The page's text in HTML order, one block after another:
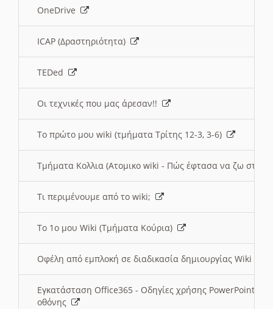
OneDrive
ICAP (Δραστηριότητα)
TEDed
Οι τεχνικές που μας άρεσαν!!
Το πρώτο μου wiki (τμήματα Τρίτης 12-3, 3-6)
Τμήματα Κολλια (Ατομικο wiki - Πώς έφτασα να ζω στην
Τι περιμένουμε από το wiki;
Το 1ο μου Wiki (Τμήματα Κούρια)
Οφέλη από εμπλοκή σε διαδικασία δημιουργίας Wiki
Εγκατάσταση Office365 - Οδηγίες χρήσης PowerPoint
οθόνης